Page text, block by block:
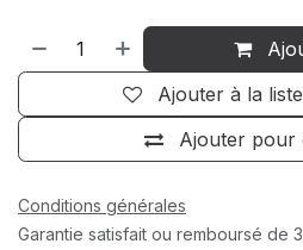
Ajouter pour
Ajouter à la
Conditions générales
Garantie satisfait ou remboursé de